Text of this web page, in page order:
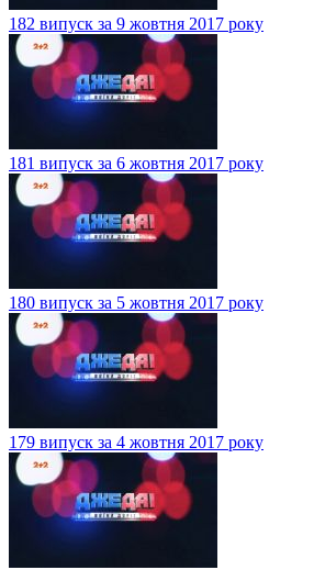
182 випуск за 9 жовтня 2017 року
181 випуск за 6 жовтня 2017 року
180 випуск за 5 жовтня 2017 року
179 випуск за 4 жовтня 2017 року